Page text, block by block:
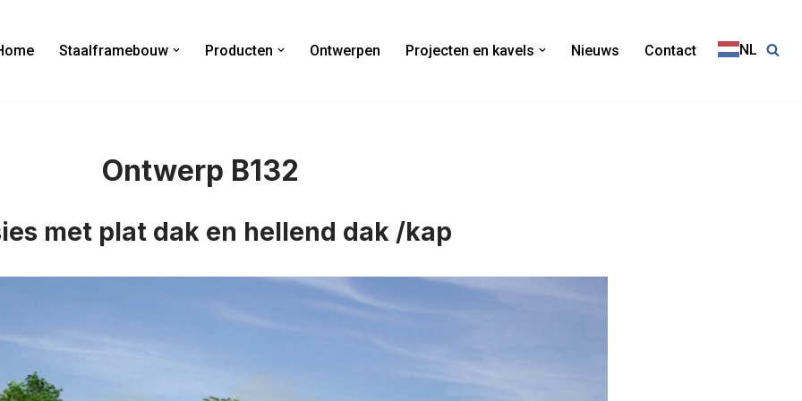
Staalframebouw Producten Ontwerpen Projecten en kavels Nieuws Contact NL
Ontwerp B132
met plat dak en hellend dak /kap